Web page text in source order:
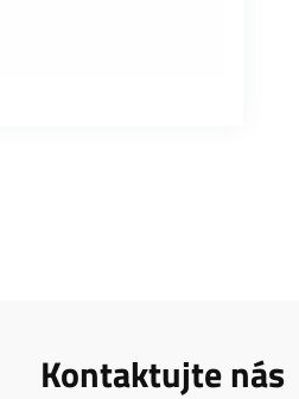
Kontaktujte nás